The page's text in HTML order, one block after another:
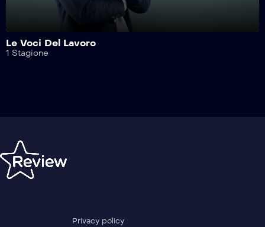
Le Voci Del Lavoro
1 Stagione
Privacy policy